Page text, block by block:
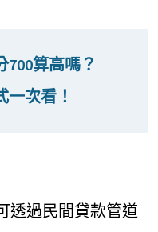
700算高嗎？
次看！
透過民間貸款管道